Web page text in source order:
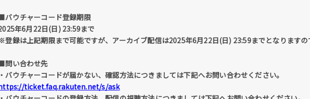
バウチャーコード登録期限
年6月22日(日) 23:59まで
登録は上記期限まで可能ですが、アーカイブ配信は2025年6月22日(日) 23:59までとなりますの
問い合わせ先
バウチャーコードが届かない、確認方法につきましては下記へお問い合わせください。
ticket.faq.rakuten.net/s/ask